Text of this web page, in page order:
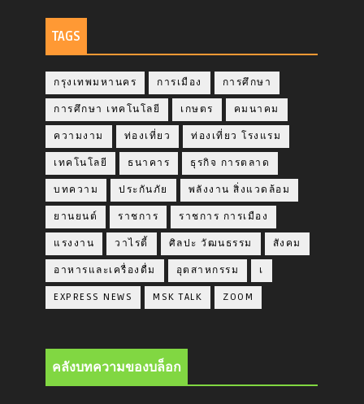
TAGS
กรุงเทพมหานคร การเมือง การศึกษา
การศึกษา เทคโนโลยี เกษตร คมนาคม
ความงาม ท่องเที่ยว ท่องเที่ยว โรงแรม
เทคโนโลยี ธนาคาร ธุรกิจ การตลาด
บทความ ประกันภัย พลังงาน สิ่งแวดล้อม
ยานยนต์ ราชการ ราชการ การเมือง
แรงงาน วาไรตี้ ศิลปะ วัฒนธรรม สังคม
อาหารและเครื่องดื่ม อุตสาหกรรม เ
EXPRESS NEWS MSK TALK ZOOM
คลังบทความของบล็อก